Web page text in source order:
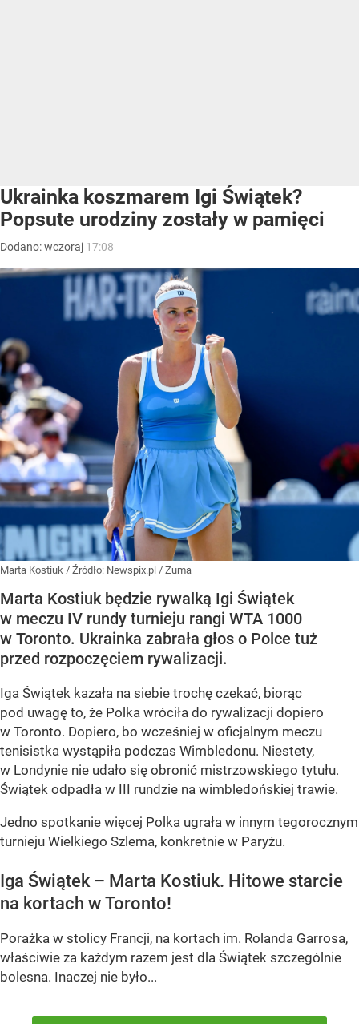
Ukrainka koszmarem Igi Świątek?
Popsute urodziny zostały w pamięci
Dodano:wczoraj 17:08
Marta Kostiuk / Źródło: Newspix.pl / Zuma
Marta Kostiuk będzie rywalką Igi Świątek
w meczu IV rundy turnieju rangi WTA 1000
w Toronto. Ukrainka zabrała głos o Polce tuż
przed rozpoczęciem rywalizacji.
Iga Świątek kazała na siebie trochę czekać, biorąc
pod uwagę to, że Polka wróciła do rywalizacji dopiero
w Toronto. Dopiero, bo wcześniej w oficjalnym meczu
tenisistka wystąpiła podczas Wimbledonu. Niestety,
w Londynie nie udało się obronić mistrzowskiego tytułu.
Świątek odpadła w III rundzie na wimbledońskiej trawie.
Jedno spotkanie więcej Polka ugrała w innym tegorocznym
turnieju Wielkiego Szlema, konkretnie w Paryżu.
Iga Świątek – Marta Kostiuk. Hitowe starcie
na kortach w Toronto!
Porażka w stolicy Francji, na kortach im. Rolanda Garrosa,
właściwie za każdym razem jest dla Świątek szczególnie
bolesna. Inaczej nie było...